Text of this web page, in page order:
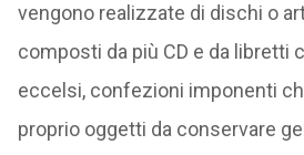
vengono realizzate di dischi o
composti da più CD e da libretti
eccelsi, confezioni imponenti
proprio oggetti da conservare